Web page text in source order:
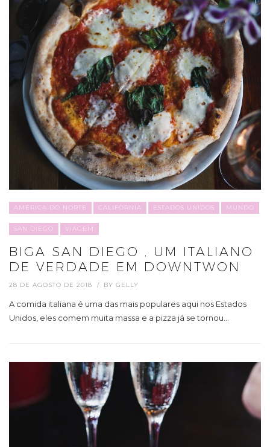
AMÉRICA DO NORTE CALIFORNIA ESTADOS UNIDOS MUNDO
SAN DIEGO VIAGEM
BIGA SAN DIEGO , UM ITALIANO
DE VERDADE EM DOWNTWON
28 DE AGOSTO DE 2018 BY GELLY
A comida italiana é uma das mais populares aqui nos Estados
Unidos, eles comem muita massa e a pizza já se tornou…